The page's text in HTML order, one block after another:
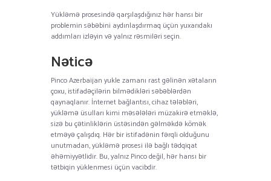
Yükləmə prosesində qarşılaşdığınız hər hansı bir
problemin səbəbini aydınlaşdırmaq üçün yuxarıdakı
addımları izləyin və yalnız rəsmiləri seçin.
Nəticə
Pinco Azerbaijan yukle zamanı rast gəlinən xətaların
çoxu, istifadəçilərin bilmədikləri səbəblərdən
qaynaqlanır. İnternet bağlantısı, cihaz tələbləri,
yükləmə üsulları kimi məsələləri müzakirə etməklə,
sizə bu çətinliklərin üstəsindən gəlməkdə kömək
etməyə çalışdıq. Hər bir istifadənin fərqli olduğunu
unutmadan, yükləmə prosesi ilə bağlı tədqiqat
əhəmiyyətlidir. Bu, yalnız Pinco değil, hər hansı bir
tətbiqin yüklenmesi üçün vacibdir.